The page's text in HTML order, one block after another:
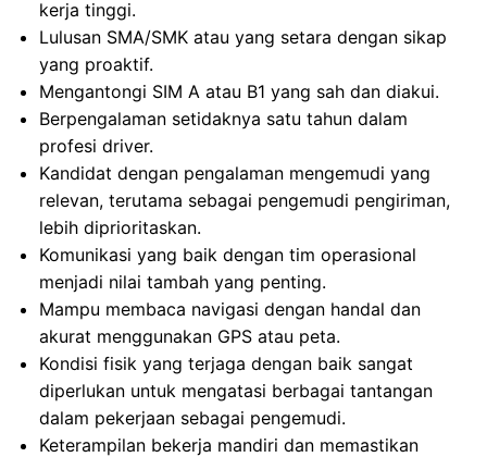
kerja tinggi.
Lulusan SMA/SMK atau yang setara dengan sikap
yang proaktif.
Mengantongi SIM A atau B1 yang sah dan diakui.
Berpengalaman setidaknya satu tahun dalam
profesi driver.
Kandidat dengan pengalaman mengemudi yang
relevan, terutama sebagai pengemudi pengiriman,
lebih diprioritaskan.
Komunikasi yang baik dengan tim operasional
menjadi nilai tambah yang penting.
Mampu membaca navigasi dengan handal dan
akurat menggunakan GPS atau peta.
Kondisi fisik yang terjaga dengan baik sangat
diperlukan untuk mengatasi berbagai tantangan
dalam pekerjaan sebagai pengemudi.
Keterampilan bekerja mandiri dan memastikan